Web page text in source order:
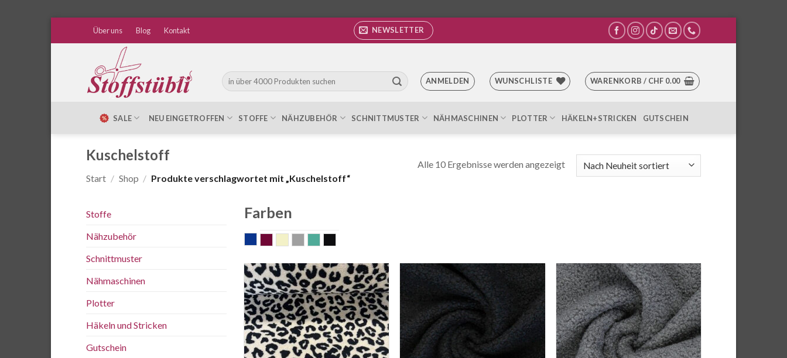
Über uns Blog Kontakt NEWSLETTER
Suche
nach:
ANMELDEN WUNSCHLISTE WARENKORB / CHF 0.00
SALE NEU EINGETROFFEN STOFFE NÄHZUBEHÖR SCHNITTMUSTER NÄHMASCHINEN PLOTTER HÄKELN+STRICKEN GUTSCHEIN
Kuschelstoff
Start / Shop / Produkte verschlagwortet mit „Kuschelstoff“
Alle 10 Ergebnisse werden angezeigtNach
Aktualität
Stoffe
Nähzubehör
Schnittmuster
Nähmaschinen
Plotter
Häkeln und Stricken
Gutschein
Farben
Auf die
Wunschliste
Auf die
Wunschliste
Auf die
Wunschliste